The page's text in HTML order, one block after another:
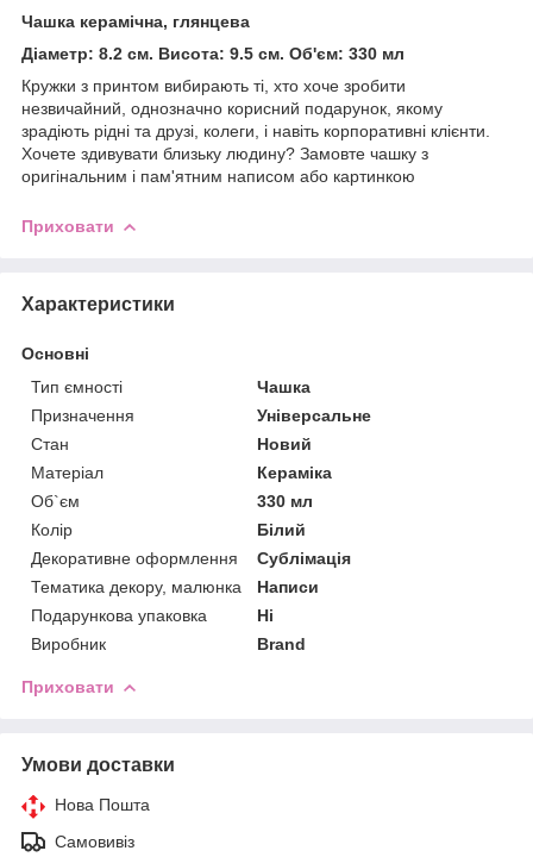
Чашка керамічна, глянцева
Діаметр: 8.2 см. Висота: 9.5 см. Об'єм: 330 мл
Кружки з принтом вибирають ті, хто хоче зробити
незвичайний, однозначно корисний подарунок, якому
зрадіють рідні та друзі, колеги, і навіть корпоративні клієнти.
Хочете здивувати близьку людину? Замовте чашку з
оригінальним і пам'ятним написом або картинкою
Приховати
Характеристики
Основні
Тип ємності
Чашка
Призначення
Універсальне
Стан
Новий
Матеріал
Кераміка
Об`єм
330 мл
Колір
Білий
Декоративне оформлення
Сублімація
Тематика декору, малюнка
Написи
Подарункова упаковка
Ні
Виробник
Brand
Приховати
Умови доставки
Нова Пошта
Самовивіз